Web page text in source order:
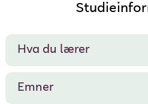
Hva du lærer
Emner